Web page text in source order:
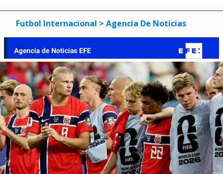
Futbol Internacional > Agencia De Noticias